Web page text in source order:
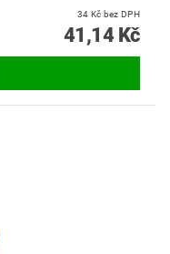
34 Kč bez DPH
41,14 Kč